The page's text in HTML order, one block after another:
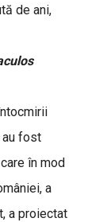
de ani,
au fost
în mod
a
a proiectat